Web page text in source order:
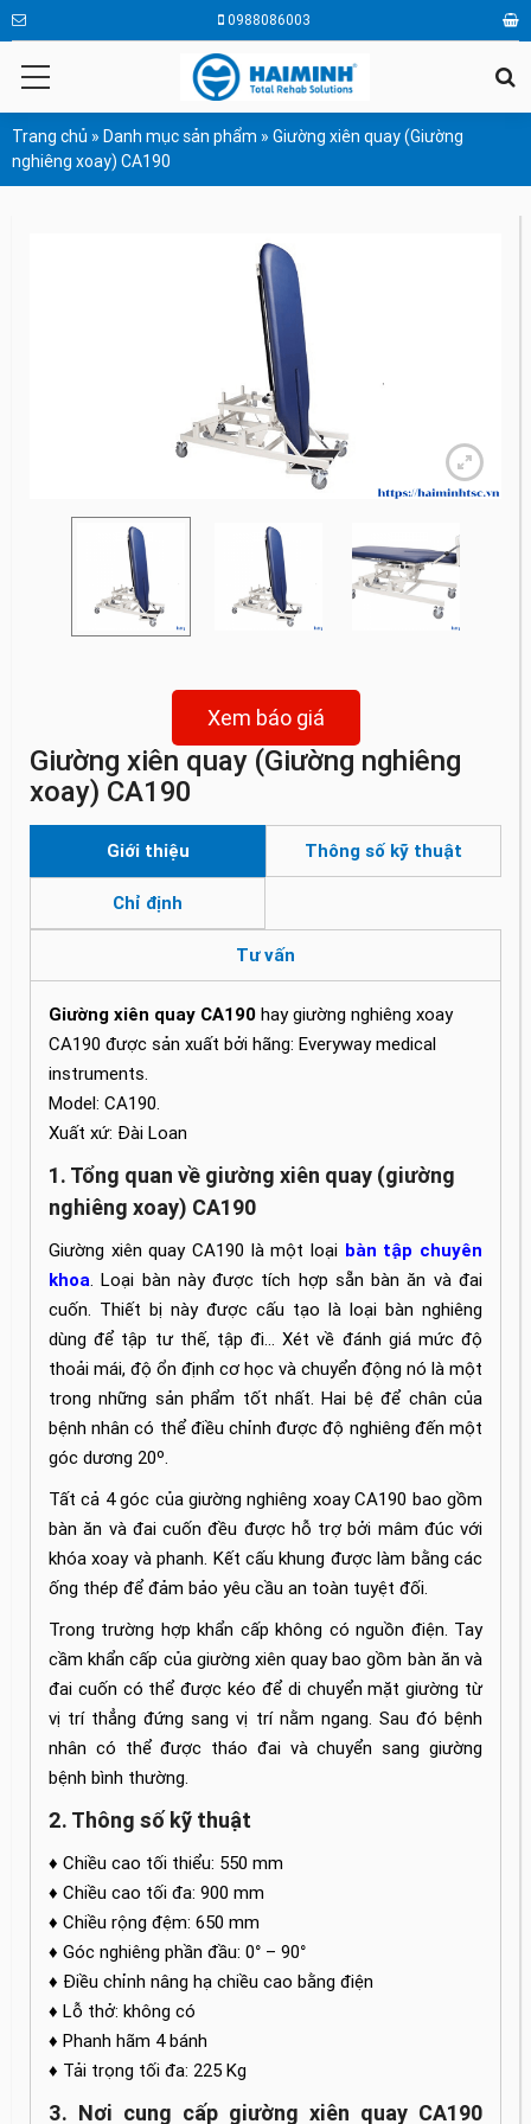
0988086003
Trang chủ » Danh mục sản phẩm » Giường xiên quay (Giường
nghiêng xoay) CA190
Xem báo giá
Giường xiên quay (Giường nghiêng
xoay) CA190
Giới thiệu Thông số kỹ thuật
Chỉ định
Tư vấn
Giường xiên quay CA190 hay giường nghiêng xoay
CA190 được sản xuất bởi hãng: Everyway medical
instruments.
Model: CA190.
Xuất xứ: Đài Loan
1. Tổng quan về giường xiên quay (giường
nghiêng xoay) CA190
Giường xiên quay CA190 là một loại bàn tập chuyên
khoa. Loại bàn này được tích hợp sẵn bàn ăn và đai
cuốn. Thiết bị này được cấu tạo là loại bàn nghiêng
dùng để tập tư thế, tập đi… Xét về đánh giá mức độ
thoải mái, độ ổn định cơ học và chuyển động nó là một
trong những sản phẩm tốt nhất. Hai bệ để chân của
bệnh nhân có thể điều chỉnh được độ nghiêng đến một
góc dương 20º.
Tất cả 4 góc của giường nghiêng xoay CA190 bao gồm
bàn ăn và đai cuốn đều được hỗ trợ bởi mâm đúc với
khóa xoay và phanh. Kết cấu khung được làm bằng các
ống thép để đảm bảo yêu cầu an toàn tuyệt đối.
Trong trường hợp khẩn cấp không có nguồn điện. Tay
cầm khẩn cấp của giường xiên quay bao gồm bàn ăn và
đai cuốn có thể được kéo để di chuyển mặt giường từ
vị trí thẳng đứng sang vị trí nằm ngang. Sau đó bệnh
nhân có thể được tháo đai và chuyển sang giường
bệnh bình thường.
2. Thông số kỹ thuật
♦ Chiều cao tối thiểu: 550 mm
♦ Chiều cao tối đa: 900 mm
♦ Chiều rộng đệm: 650 mm
♦ Góc nghiêng phần đầu: 0° – 90°
♦ Điều chỉnh nâng hạ chiều cao bằng điện
♦ Lỗ thở: không có
♦ Phanh hãm 4 bánh
♦ Tải trọng tối đa: 225 Kg
3. Nơi cung cấp giường xiên quay CA190